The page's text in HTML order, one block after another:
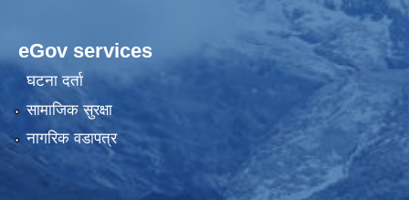
eGov services
घटना दर्ता
सामाजिक सुरक्षा
नागरिक वडापत्र